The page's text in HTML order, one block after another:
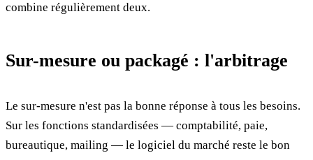
combine régulièrement deux.
Sur-mesure ou packagé : l'arbitrage
Le sur-mesure n'est pas la bonne réponse à tous les besoins.
Sur les fonctions standardisées — comptabilité, paie,
bureautique, mailing — le logiciel du marché reste le bon